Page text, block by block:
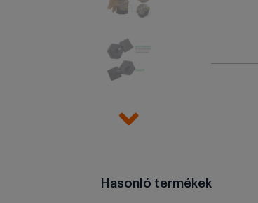
Hasonló termékek